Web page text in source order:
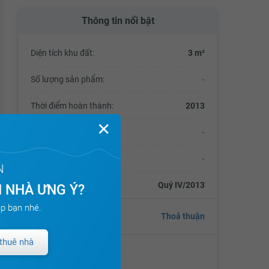
Thông tin nổi bật
Diện tích khu đất: 3 m²
Số lượng sản phẩm: -
Thời điểm hoàn thành: 2013
-
-
Thời điểm bàn giao: Quý IV/2013
Thoả thuận
Chủ đầu tư
✕
NHÀ ƯNG Ý?
bạn nhé.
nhà